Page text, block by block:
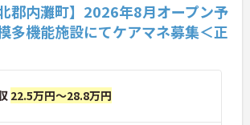
郡内灘町】2026年8月オープン予
多機能施設にてケアマネ募集＜正
22.5万円～28.8万円